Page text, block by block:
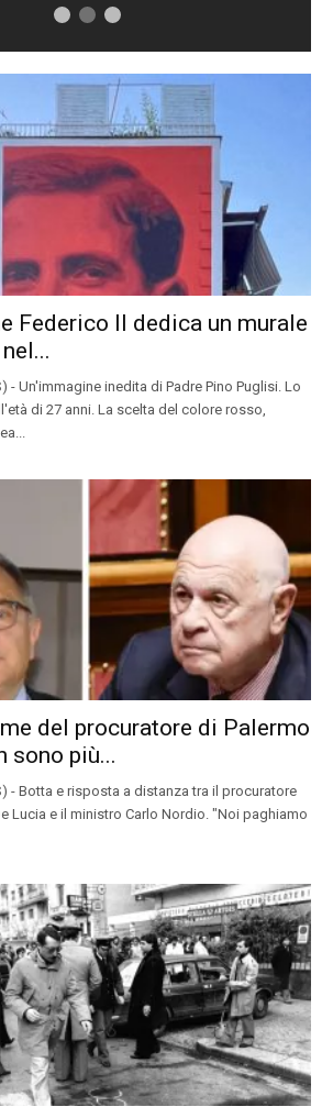
Federico II dedica un murale
- Un'immagine inedita di Padre Pino Puglisi. Lo
di 27 anni. La scelta del colore rosso,
del procuratore di Palermo
sono più...
- Botta e risposta a distanza tra il procuratore
Lucia e il ministro Carlo Nordio. "Noi paghiamo